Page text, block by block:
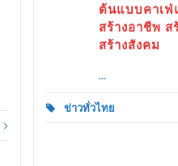
ต้นแบบคาเฟ่
สร้างอาชีพ
สร้างสังคม
...
ข่าวทั่วไทย